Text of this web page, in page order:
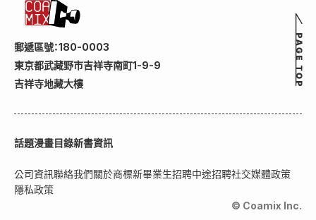
郵遞區號：180-0003
東京都武藏野市吉祥寺南町1-9-9
吉祥寺地藏大樓
話題漫畫目錄新書資訊
公司資訊聯絡我們關於商標新畢業生招聘中途招聘社交媒體政策
隱私政策
© Coamix Inc.